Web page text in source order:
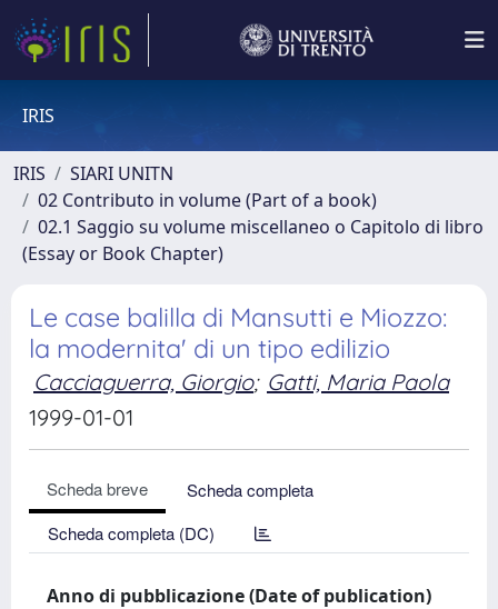
IRIS
IRIS
SIARI UNITN
02 Contributo in volume (Part of a book)
02.1 Saggio su volume miscellaneo o Capitolo di libro
(Essay or Book Chapter)
Le case balilla di Mansutti e Miozzo:
la modernita' di un tipo edilizio
Cacciaguerra, Giorgio; Gatti, Maria Paola
1999-01-01
Scheda breve
Scheda completa
Scheda completa (DC)
Anno di pubblicazione (Date of publication)